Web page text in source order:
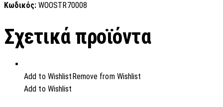
Κωδικός: WOOSTR70008
Σχετικά προϊόντα
Add to Wishlist Remove from Wishlist
Add to Wishlist